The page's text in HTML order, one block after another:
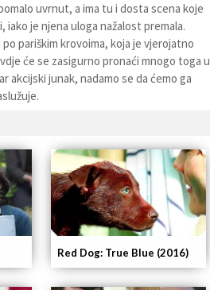
uvrnut, a ima tu i dosta scena koje
iako je njena uloga nažalost premala.
pariškim krovoima, koja je vjerojatno
će se zasigurno pronaći mnogo toga u
akcijski junak, nadamo se da ćemo ga
Red Dog: True Blue (2016)